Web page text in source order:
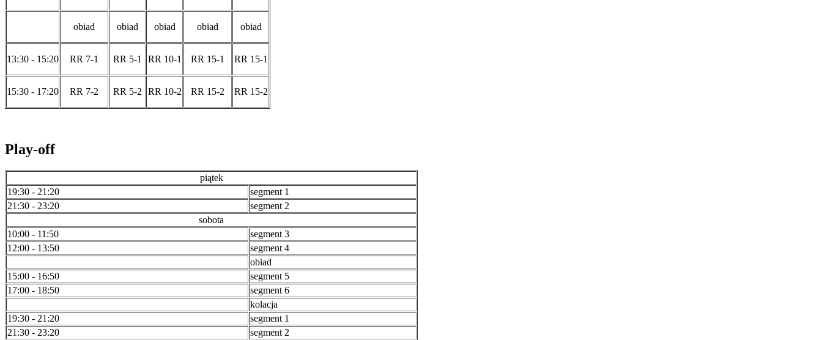
obiad obiad obiad obiad obiad
13:30 - 15:20 RR 7-1 RR 5-1 RR 10-1 RR 15-1 RR 15-1
15:30 - 17:20 RR 7-2 RR 5-2 RR 10-2 RR 15-2 RR 15-2
Play-off
piątek
19:30 - 21:20
segment 1
21:30 - 23:20
segment 2
sobota
10:00 - 11:50
segment 3
12:00 - 13:50
segment 4
obiad
15:00 - 16:50
segment 5
17:00 - 18:50
segment 6
kolacja
19:30 - 21:20
segment 1
21:30 - 23:20
segment 2